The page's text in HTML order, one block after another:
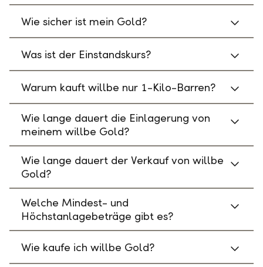
Wie sicher ist mein Gold?
Was ist der Einstandskurs?
Warum kauft willbe nur 1-Kilo-Barren?
Wie lange dauert die Einlagerung von
meinem willbe Gold?
Wie lange dauert der Verkauf von willbe
Gold?
Welche Mindest- und
Höchstanlagebeträge gibt es?
Wie kaufe ich willbe Gold?